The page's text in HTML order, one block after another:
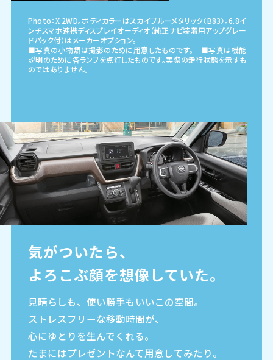
Photo：X 2WD。ボディカラーはスカイブルーメタリック〈B83〉。6.8イ
ンチスマホ連携ディスプレイオーディオ（純正ナビ装着用アップグレー
ドパック付）はメーカーオプション。
■写真の小物類は撮影のために用意したものです。 ■写真は機能
説明のために各ランプを点灯したものです。実際の走行状態を示すも
のではありません。
気がついたら、
よろこぶ顔を想像していた。
見晴らしも、使い勝手もいいこの空間。
ストレスフリーな移動時間が、
心にゆとりを生んでくれる。
たまにはプレゼントなんて用意してみたり。